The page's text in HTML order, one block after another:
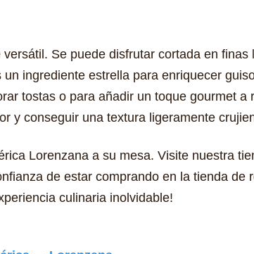
Se puede disfrutar cortada en
ingrediente estrella para enriquecer
tostas o para añadir un toque gourmet
y conseguir una textura ligeramente
Lorenzana a su mesa. Visite nuestra
de estar comprando en la tienda de
culinaria inolvidable!